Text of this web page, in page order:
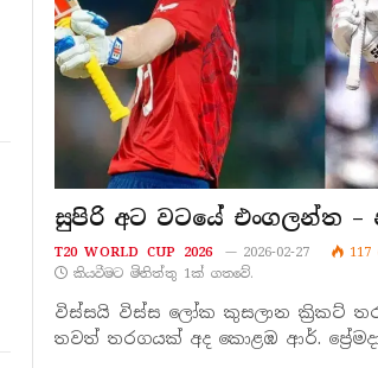
සුපිරි අට වටයේ එංගලන්ත –
T20 WORLD CUP 2026 2026-02-27 117
කියවීමට මිනිත්තු 1ක් ගතවේ.
විස්සයි විස්ස ලෝක කුසලාන ක්‍රිකට්
තවත් තරගයක් අද කොළඹ ආර්.